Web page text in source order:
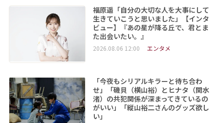
福原遥「自分の大切な人を大事にして
生きていこうと思いました」【インタ
ビュー】『あの星が降る丘で、君とま
た出会いたい。』
2026.08.06 12:00 エンタメ
「今夜もシリアルキラーと待ち合わ
せ」「磯貝（横山裕）とヒナタ（関水
渚）の共犯関係が深まってきているの
がいい」「縦山裕二さんのグッズ欲し
い」